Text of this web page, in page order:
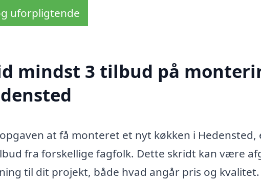
uforpligtende
mindst 3 tilbud på
at få monteret et nyt køkken i Hedensted,
fra forskellige fagfolk. Dette skridt kan være
til dit projekt, både hvad angår pris og